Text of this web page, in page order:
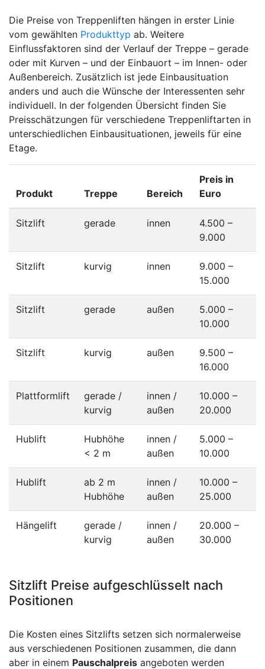
Die Preise von Treppenliften hängen in erster Linie
vom gewählten Produkttyp ab. Weitere
Einflussfaktoren sind der Verlauf der Treppe – gerade
oder mit Kurven – und der Einbauort – im Innen- oder
Außenbereich. Zusätzlich ist jede Einbausituation
anders und auch die Wünsche der Interessenten sehr
individuell. In der folgenden Übersicht finden Sie
Preisschätzungen für verschiedene Treppenliftarten in
unterschiedlichen Einbausituationen, jeweils für eine
Etage.
Produkt Treppe Bereich
Preis in
Euro
Sitzlift gerade innen
4.500 –
9.000
Sitzlift kurvig innen
9.000 –
15.000
Sitzlift gerade außen
5.000 –
10.000
Sitzlift kurvig außen
9.500 –
16.000
Plattformlift
gerade /
kurvig
innen /
außen
10.000 –
20.000
Hublift
Hubhöhe
< 2 m
innen /
außen
5.000 –
10.000
Hublift
ab 2 m
Hubhöhe
innen /
außen
10.000 –
25.000
Hängelift
gerade /
kurvig
innen /
außen
20.000 –
30.000
Sitzlift Preise aufgeschlüsselt nach
Positionen
Die Kosten eines Sitzlifts setzen sich normalerweise
aus verschiedenen Positionen zusammen, die dann
aber in einem Pauschalpreis angeboten werden